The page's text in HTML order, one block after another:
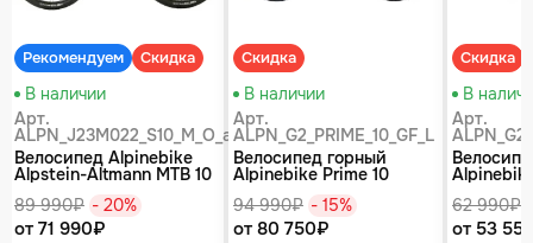
Рекомендуем Скидка
В наличии
Арт.
ALPN_J23M022_S10_M_O_air
Велосипед Alpinebike
Alpstein-Altmann MTB 10
89 990₽ - 20%
от 71 990₽
Скидка
В наличии
Арт.
ALPN_G2_PRIME_10_GF_L
Велосипед горный
Alpinebike Prime 10
94 990₽ - 15%
от 80 750₽
Скидка
В
Арт.
62 990₽
от 53